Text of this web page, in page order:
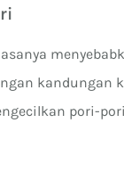
kandungan
pori-